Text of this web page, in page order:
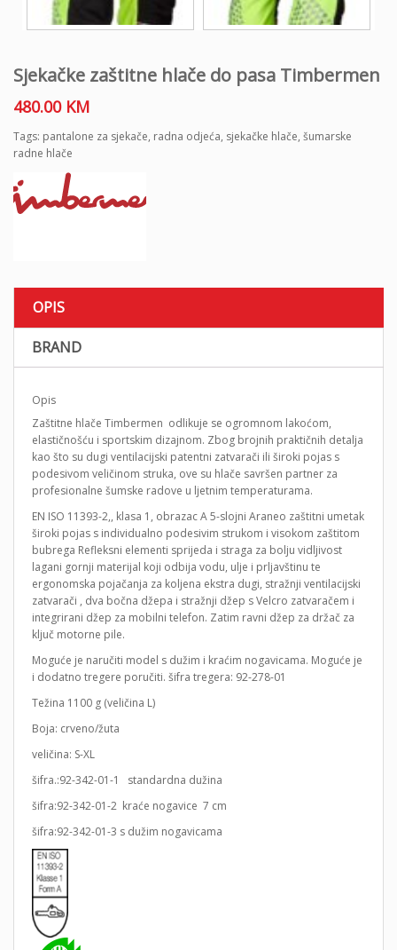
Sjekačke zaštitne hlače do pasa Timbermen
480.00 KM
Tags: pantalone za sjekače, radna odjeća, sjekačke hlače, šumarske
radne hlače
OPIS
BRAND
Opis
Zaštitne hlače Timbermen odlikuje se ogromnom lakoćom,
elastičnošću i sportskim dizajnom. Zbog brojnih praktičnih detalja
kao što su dugi ventilacijski patentni zatvarači ili široki pojas s
podesivom veličinom struka, ove su hlače savršen partner za
profesionalne šumske radove u ljetnim temperaturama.
EN ISO 11393-2,, klasa 1, obrazac A 5-slojni Araneo zaštitni umetak
široki pojas s individualno podesivim strukom i visokom zaštitom
bubrega Refleksni elementi sprijeda i straga za bolju vidljivost
lagani gornji materijal koji odbija vodu, ulje i prljavštinu te
ergonomska pojačanja za koljena ekstra dugi, stražnji ventilacijski
zatvarači , dva bočna džepa i stražnji džep s Velcro zatvaračem i
integrirani džep za mobilni telefon. Zatim ravni džep za držač za
ključ motorne pile.
Moguće je naručiti model s dužim i kraćim nogavicama. Moguće je
i dodatno tregere poručiti. šifra tregera: 92-278-01
Težina 1100 g (veličina L)
Boja: crveno/žuta
veličina: S-XL
šifra.:92-342-01-1 standardna dužina
šifra:92-342-01-2 kraće nogavice 7 cm
šifra:92-342-01-3 s dužim nogavicama